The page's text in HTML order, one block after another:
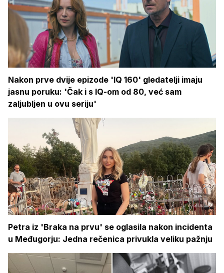
Nakon prve dvije epizode 'IQ 160' gledatelji imaju
jasnu poruku: 'Čak i s IQ-om od 80, već sam
zaljubljen u ovu seriju'
Petra iz 'Braka na prvu' se oglasila nakon incidenta
u Međugorju: Jedna rečenica privukla veliku pažnju